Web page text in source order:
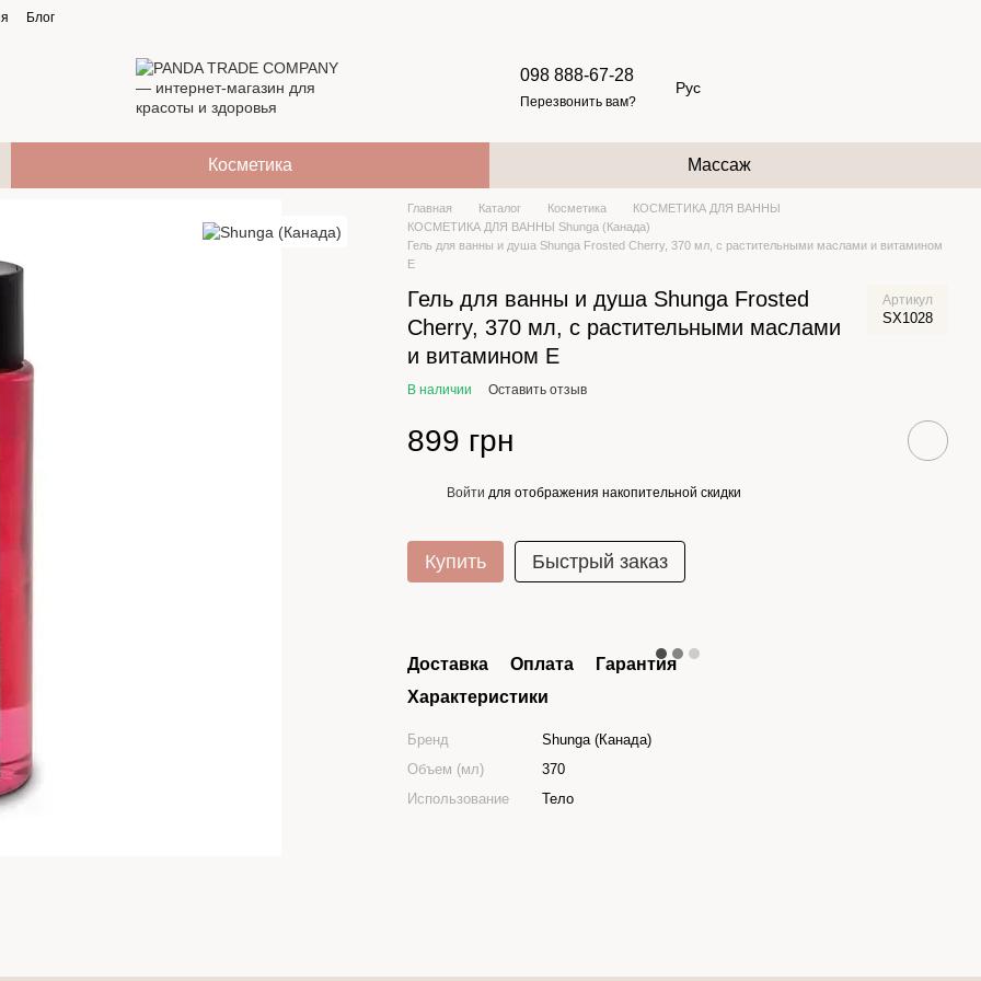
Блог
098 888-67-28
Перезвонить вам?
Рус
Косметика Массаж
Главная Каталог Косметика
КОСМЕТИКА ДЛЯ ВАННЫ
КОСМЕТИКА ДЛЯ ВАННЫ Shunga (Канада)
Гель для ванны и душа Shunga Frosted Cherry, 370 мл, с растительными маслами и витамином
Е
Гель для ванны и душа Shunga Frosted
Cherry, 370 мл, с растительными маслами
и витамином Е
Артикул
SX1028
В наличии Оставить отзыв
899 грн
Войти для отображения накопительной скидки
Купить Быстрый заказ
Доставка Оплата
Гарантия
Характеристики
Бренд
Shunga (Канада)
Объем (мл)
370
Использование
Тело